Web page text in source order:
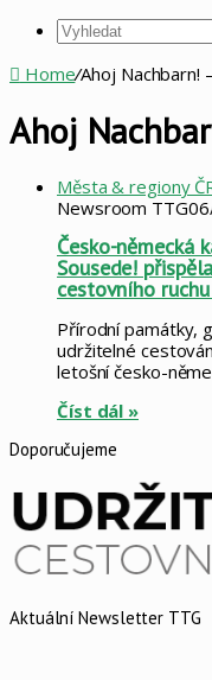
Home/Ahoj Nachbarn!
Ahoj
Města & regiony
Newsroom TTG
Česko-německá
Sousede!
cestovního
Přírodní památky,
udržitelné
letošní česko-
Číst dál »
Doporučujeme
Aktuální Newsletter TTG